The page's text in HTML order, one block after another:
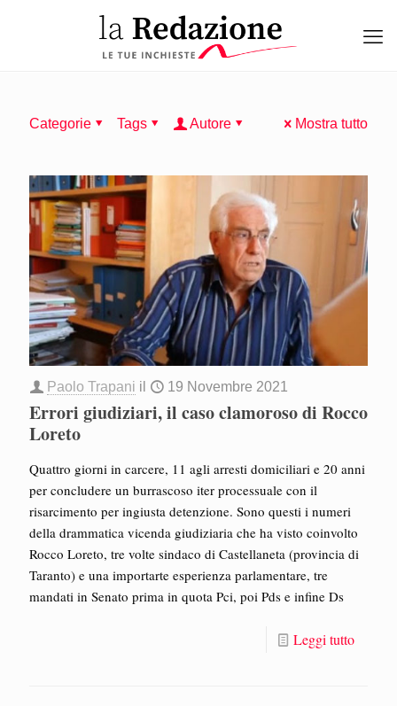
Categorie Tags Autore Mostra tutto
Paolo Trapani il 19 Novembre 2021
Errori giudiziari, il caso clamoroso di Rocco
Loreto
Quattro giorni in carcere, 11 agli arresti domiciliari e 20 anni
per concludere un burrascoso iter processuale con il
risarcimento per ingiusta detenzione. Sono questi i numeri
della drammatica vicenda giudiziaria che ha visto coinvolto
Rocco Loreto, tre volte sindaco di Castellaneta (provincia di
Taranto) e una importarte esperienza parlamentare, tre
mandati in Senato prima in quota Pci, poi Pds e infine Ds
Leggi tutto